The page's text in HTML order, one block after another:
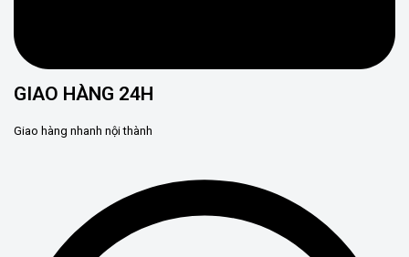
GIAO HÀNG 24H
Giao hàng nhanh nội thành